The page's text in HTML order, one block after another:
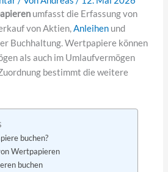
umfasst die Erfassung von
von Aktien,Anleihen und
Buchhaltung. Wertpapiere können
als auch im Umlaufvermögen
bestimmt die weitere
buchen?
Wertpapieren
buchen